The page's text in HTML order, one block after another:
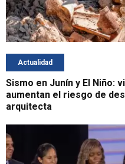
Actualidad
Sismo en Junín y El Niño:
aumentan el riesgo de
arquitecta